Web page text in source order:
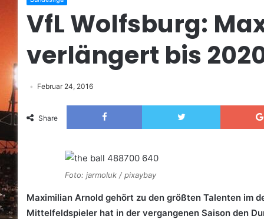
VfL Wolfsburg:
verlängert bis
Februar 24, 2016
Share
Facebook Twitter
Foto: jarmoluk / pixaybay
Maximilian Arnold gehört zu den größten Talenten im
Mittelfeldspieler hat in der vergangenen Saison den